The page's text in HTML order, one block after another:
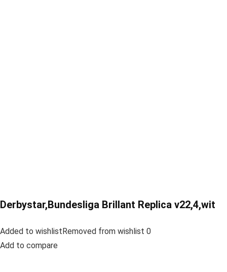
Derbystar,Bundesliga Brillant Replica v22,4,wit
Added to wishlistRemoved from wishlist 0
Add to compare